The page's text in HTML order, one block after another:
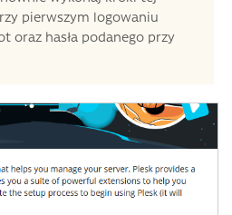
pierwszym logowaniu
oraz hasła podanego przy